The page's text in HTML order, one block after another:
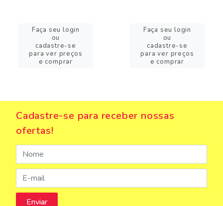
Faça seu login
ou
cadastre-se
para ver preços
e comprar
Faça seu login
ou
cadastre-se
para ver preços
e comprar
Cadastre-se para receber nossas
ofertas!